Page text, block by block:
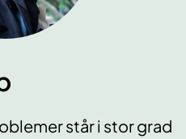
står i stor grad